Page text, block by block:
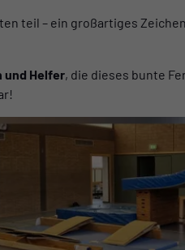
teil – ein großartiges
und Helfer, die dieses bunte